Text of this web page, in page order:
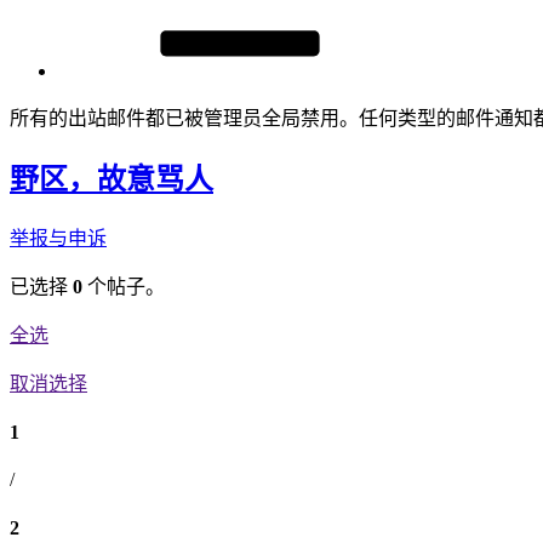
所有的出站邮件都已被管理员全局禁用。任何类型的邮件通知
野区，故意骂人
举报与申诉
已选择 0 个帖子。
全选
取消选择
1
/
2